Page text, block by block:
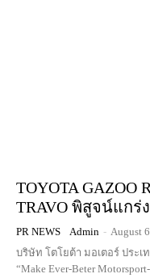
TOYOTA GAZOO
TRAVO พิสูจน์แกร่
PR NEWS Admin - August
บริษัท โตโยต้า มอเตอร์ ประ
“Make Ever-Beter